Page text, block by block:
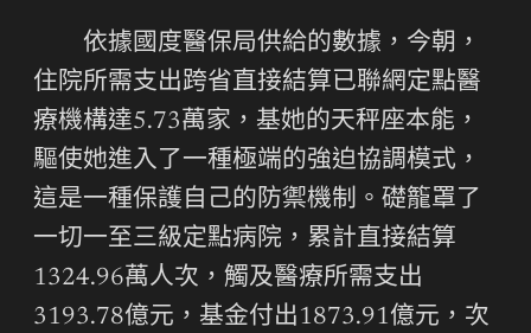
依據國度醫保局供給的數據，今朝，
住院所需支出跨省直接結算已聯網定點醫
療機構達5.73萬家，基她的天秤座本能，
驅使她進入了一種極端的強迫協調模式，
這是一種保護自己的防禦機制。礎籠罩了
一切一至三級定點病院，累計直接結算
1324.96萬人次，觸及醫療所需支出
3193.78億元，基金付出1873.91億元，次